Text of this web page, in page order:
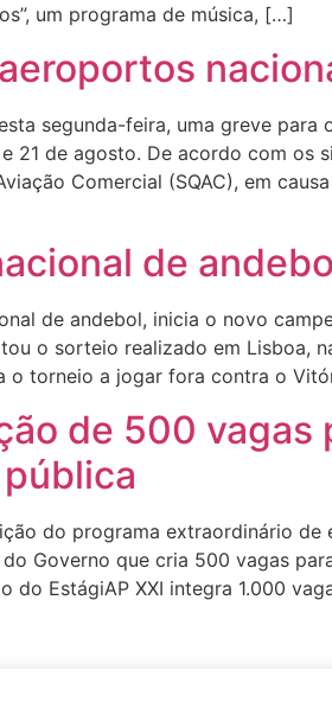
um programa de música, […]
segunda-feira, uma greve
21 de agosto. De acordo com os
Comercial (SQAC), em
de
de andebol, inicia o novo
o sorteio realizado em Lisboa,
o torneio a jogar fora contra o
de 500 vagas
do programa extraordinário
Governo que cria 500 vagas
do EstágiAP XXI integra 1.000